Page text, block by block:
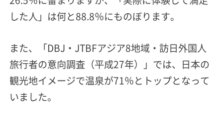
した人」は何と88.8％にものぼります。
また、「DBJ・JTBFアジア8地域・訪日外国人
旅行者の意向調査（平成27年）」では、日本の
観光地イメージで温泉が71％とトップとなって
いました。